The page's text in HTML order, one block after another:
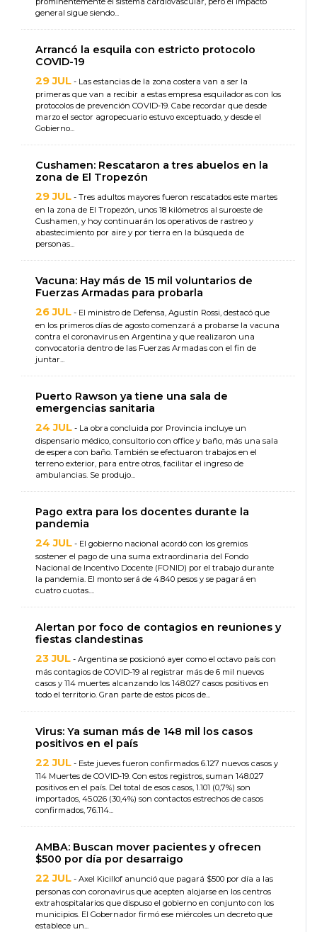
general sigue siendo...
Arrancó la esquila con estricto protocolo
COVID-19
29 JUL - Las estancias de la zona costera van a ser la
primeras que van a recibir a estas empresa esquiladoras con los
protocolos de prevención COVID-19. Cabe recordar que desde
marzo el sector agropecuario estuvo exceptuado, y desde el
Gobierno...
Cushamen: Rescataron a tres abuelos en la
zona de El Tropezón
29 JUL - Tres adultos mayores fueron rescatados este martes
en la zona de El Tropezón, unos 18 kilómetros al suroeste de
Cushamen, y hoy continuarán los operativos de rastreo y
abastecimiento por aire y por tierra en la búsqueda de
personas...
Vacuna: Hay más de 15 mil voluntarios de
Fuerzas Armadas para probarla
26 JUL - El ministro de Defensa, Agustín Rossi, destacó que
en los primeros días de agosto comenzará a probarse la vacuna
contra el coronavirus en Argentina y que realizaron una
convocatoria dentro de las Fuerzas Armadas con el fin de
juntar...
Puerto Rawson ya tiene una sala de
emergencias sanitaria
24 JUL - La obra concluida por Provincia incluye un
dispensario médico, consultorio con office y baño, más una sala
de espera con baño. También se efectuaron trabajos en el
terreno exterior, para entre otros, facilitar el ingreso de
ambulancias. Se produjo...
Pago extra para los docentes durante la
pandemia
24 JUL - El gobierno nacional acordó con los gremios
sostener el pago de una suma extraordinaria del Fondo
Nacional de Incentivo Docente (FONID) por el trabajo durante
la pandemia. El monto será de 4.840 pesos y se pagará en
cuatro cuotas....
Alertan por foco de contagios en reuniones y
fiestas clandestinas
23 JUL - Argentina se posicionó ayer como el octavo país con
más contagios de COVID-19 al registrar más de 6 mil nuevos
casos y 114 muertes alcanzando los 148.027 casos positivos en
todo el territorio. Gran parte de estos picos de...
Virus: Ya suman más de 148 mil los casos
positivos en el país
22 JUL - Este jueves fueron confirmados 6.127 nuevos casos y
114 Muertes de COVID-19. Con estos registros, suman 148.027
positivos en el país. Del total de esos casos, 1.101 (0,7%) son
importados, 45.026 (30,4%) son contactos estrechos de casos
confirmados, 76.114...
AMBA: Buscan mover pacientes y ofrecen
$500 por día por desarraigo
22 JUL - Axel Kicillof anunció que pagará $500 por día a las
personas con coronavirus que acepten alojarse en los centros
extrahospitalarios que dispuso el gobierno en conjunto con los
municipios. El Gobernador firmó ese miércoles un decreto que
establece un...